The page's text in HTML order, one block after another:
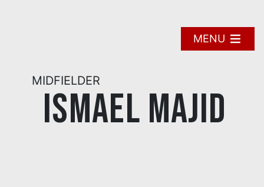
MIDFIELDER
Ismael Majid
MENU